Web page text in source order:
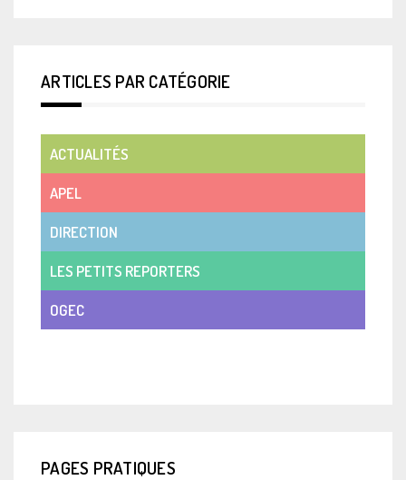
ARTICLES PAR CATÉGORIE
ACTUALITÉS
APEL
DIRECTION
LES PETITS REPORTERS
OGEC
PAGES PRATIQUES